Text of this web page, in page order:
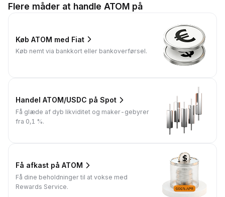
Flere måder at handle ATOM på
Køb ATOM med Fiat
Køb nemt via bankkort eller bankoverførsel.
Handel ATOM/USDC på Spot
Få glæde af dyb likviditet og maker-gebyrer
fra 0,1 %.
Få afkast på ATOM
Få dine beholdninger til at vokse med
Rewards Service.